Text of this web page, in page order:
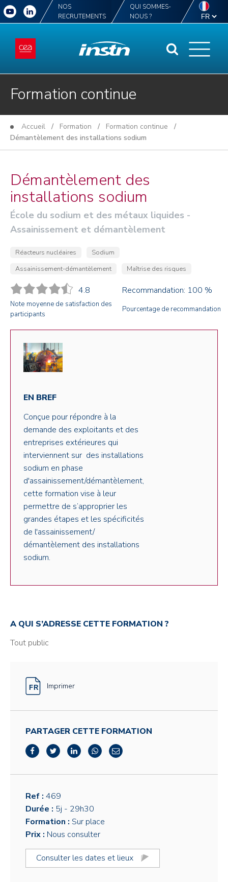
NOS
RECRUTEMENTS
QUI SOMMES-
NOUS ?
Formation continue
Accueil / Formation / Formation continue /
Démantèlement des installations sodium
Démantèlement des
installations sodium
École du sodium et des métaux liquides -
Assainissement et démantèlement
Réacteurs nucléaires
Sodium
Assainissement-démantèlement
Maîtrise des risques
4.8 Recommandation: 100 %
Note moyenne de satisfaction des
participants
Pourcentage de recommandation
EN BREF
Conçue pour répondre à la
demande des exploitants et des
entreprises extérieures qui
interviennent sur des installations
sodium en phase
d'assainissement/démantèlement,
cette formation vise à leur
permettre de s’approprier les
grandes étapes et les spécificités
de l'assainissement/
démantèlement des installations
sodium.
A QUI S’ADRESSE CETTE FORMATION ?
Tout public
Imprimer
PARTAGER CETTE FORMATION
Ref : 469
Durée : 5j - 29h30
Formation : Sur place
Prix : Nous consulter
Consulter les dates et lieux